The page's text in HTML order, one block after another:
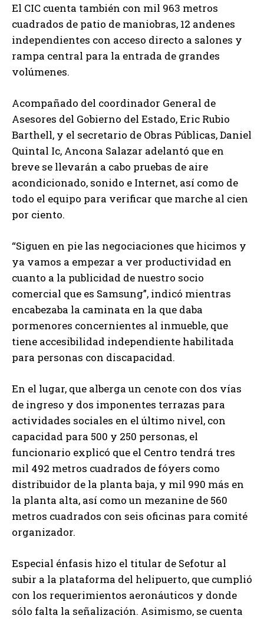
El CIC cuenta también con mil 963 metros
cuadrados de patio de maniobras, 12 andenes
independientes con acceso directo a salones y
rampa central para la entrada de grandes
volúmenes.
Acompañado del coordinador General de
Asesores del Gobierno del Estado, Eric Rubio
Barthell, y el secretario de Obras Públicas, Daniel
Quintal Ic, Ancona Salazar adelantó que en
breve se llevarán a cabo pruebas de aire
acondicionado, sonido e Internet, así como de
todo el equipo para verificar que marche al cien
por ciento.
“Siguen en pie las negociaciones que hicimos y
ya vamos a empezar a ver productividad en
cuanto a la publicidad de nuestro socio
comercial que es Samsung”, indicó mientras
encabezaba la caminata en la que daba
pormenores concernientes al inmueble, que
tiene accesibilidad independiente habilitada
para personas con discapacidad.
En el lugar, que alberga un cenote con dos vías
de ingreso y dos imponentes terrazas para
actividades sociales en el último nivel, con
capacidad para 500 y 250 personas, el
funcionario explicó que el Centro tendrá tres
mil 492 metros cuadrados de fóyers como
distribuidor de la planta baja, y mil 990 más en
la planta alta, así como un mezanine de 560
metros cuadrados con seis oficinas para comité
organizador.
Especial énfasis hizo el titular de Sefotur al
subir a la plataforma del helipuerto, que cumplió
con los requerimientos aeronáuticos y donde
sólo falta la señalización. Asimismo, se cuenta